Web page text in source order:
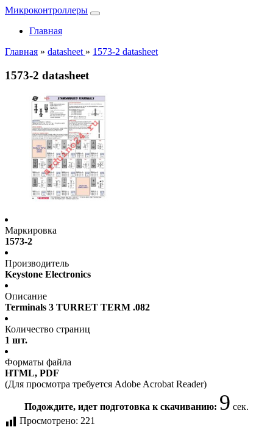
Микроконтроллеры
Главная
Главная » datasheet » 1573-2 datasheet
1573-2 datasheet
Маркировка
1573-2
Производитель
Keystone Electronics
Описание
Terminals 3 TURRET TERM .082
Количество страниц
1 шт.
Форматы файла
HTML, PDF
(Для просмотра требуется Adobe Acrobat Reader)
Подождите, идет подготовка к скачиванию: 9 сек.
Просмотрено: 221